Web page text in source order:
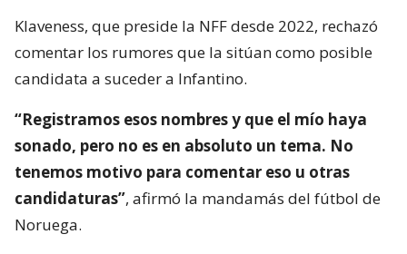
Klaveness, que preside la NFF desde 2022, rechazó
comentar los rumores que la sitúan como posible
candidata a suceder a Infantino.
“Registramos esos nombres y que el mío haya
sonado, pero no es en absoluto un tema. No
tenemos motivo para comentar eso u otras
candidaturas”, afirmó la mandamás del fútbol de
Noruega.